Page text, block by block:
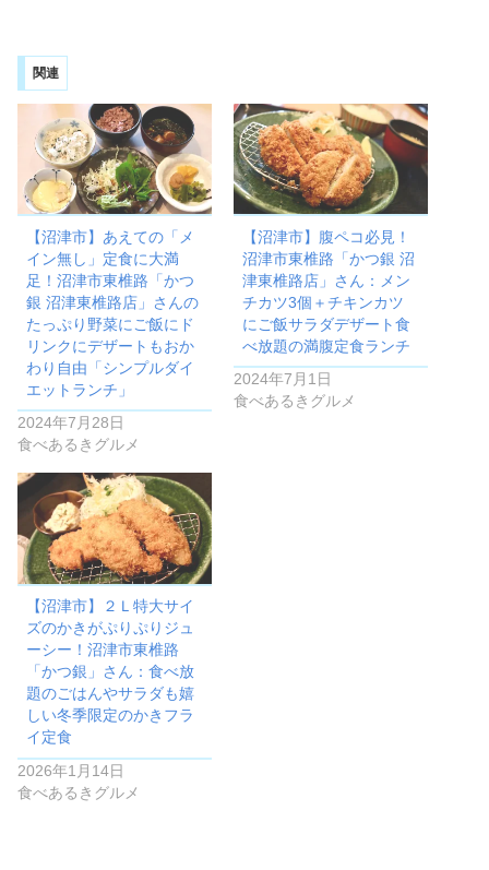
関連
【沼津市】あえての「メ
イン無し」定食に大満
足！沼津市東椎路「かつ
銀 沼津東椎路店」さんの
たっぷり野菜にご飯にド
リンクにデザートもおか
わり自由「シンプルダイ
エットランチ」
2024年7月28日
食べあるきグルメ
【沼津市】腹ペコ必見！
沼津市東椎路「かつ銀 沼
津東椎路店」さん：メン
チカツ3個＋チキンカツ
にご飯サラダデザート食
べ放題の満腹定食ランチ
2024年7月1日
食べあるきグルメ
【沼津市】２Ｌ特大サイ
ズのかきがぷりぷりジュ
ーシー！沼津市東椎路
「かつ銀」さん：食べ放
題のごはんやサラダも嬉
しい冬季限定のかきフラ
イ定食
2026年1月14日
食べあるきグルメ